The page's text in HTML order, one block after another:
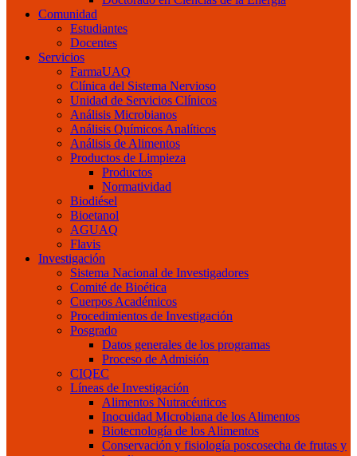
Comunidad
Estudiantes
Docentes
Servicios
FarmaUAQ
Clínica del Sistema Nervioso
Unidad de Servicios Clínicos
Análisis Microbianos
Análisis Químicos Analíticos
Análisis de Alimentos
Productos de Limpieza
Productos
Normatividad
Biodiésel
Bioetanol
AGUAQ
Flavis
Investigación
Sistema Nacional de Investigadores
Comité de Bioética
Cuerpos Académicos
Procedimientos de Investigación
Posgrado
Datos generales de los programas
Proceso de Admisión
CIQEC
Líneas de Investigación
Alimentos Nutracéuticos
Inocuidad Microbiana de los Alimentos
Biotecnología de los Alimentos
Conservación y fisiología poscosecha de frutas y